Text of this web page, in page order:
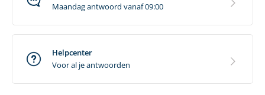
Maandag antwoord vanaf 09:00
Helpcenter
Voor al je antwoorden